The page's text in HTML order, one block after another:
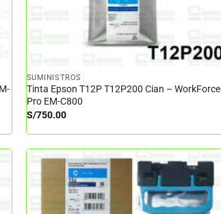
SUMINISTROS
Tinta Epson T12P T12P200 Cian – WorkForce
Pro EM-C800
S/750.00